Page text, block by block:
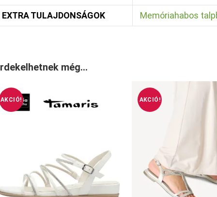
EXTRA TULAJDONSÁGOK Memóriahabos
még…
AKCIÓ! AKCIÓ!